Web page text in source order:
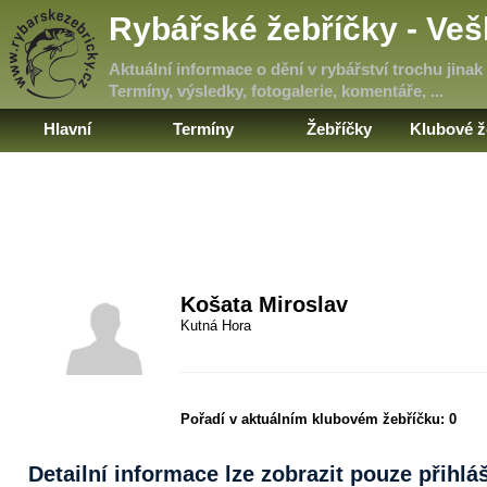
Rybářské žebříčky -
Aktuální informace o dění v rybářství trochu jinak
Termíny, výsledky, fotogalerie, komentáře, ...
Hlavní Termíny Žebříčky Klubové
Košata Miroslav
Kutná Hora
Pořadí v aktuálním klubovém žebříčku:0
Detailní informace lze zobrazit pouze